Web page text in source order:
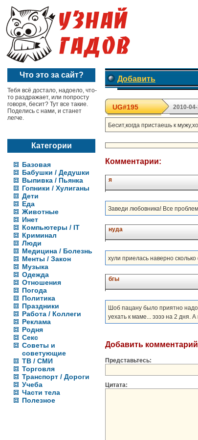
Что это за сайт?
Тебя всё достало, надоело, что-
то раздражает, или попросту
говоря, бесит? Тут все такие.
Поделись с нами, и станет
легче.
Категории
Базовая
Бабушки / Дедушки
Выпивка / Пьянка
Гопники / Хулиганы
Дети
Еда
Животные
Инет
Компьютеры / IT
Криминал
Люди
Медицина / Болезнь
Менты / Закон
Музыка
Одежда
Отношения
Погода
Политика
Праздники
Работа / Коллеги
Реклама
Родня
Секс
Советы и
советующие
ТВ / СМИ
Торговля
Транспорт / Дороги
Учеба
Части тела
Полезное
Добавить
UG#195 2010-
Бесит,когда пристаешь к
Комментарии:
я
Заведи любовника! Все
нуда
хули приелась наверно
бгы
Шоб пацану было приятно надо
уехать к маме... ээээ на 2 дня.
Добавить
Представьтесь:
Цитата: